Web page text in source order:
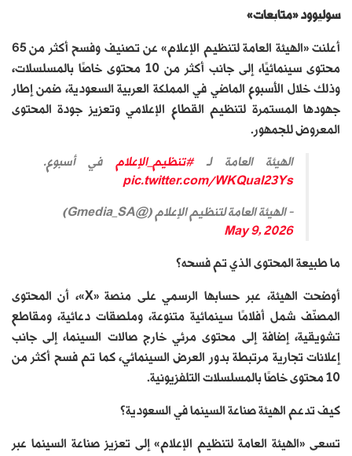
سوليوود «متابعات»
أعلنت «الهيئة العامة لتنظيم الإعلام» عن تصنيف وفسح أكثر من 65
محتوى سينمائيًا، إلى جانب أكثر من 10 محتوى خاصًا بالمسلسلات،
وذلك خلال الأسبوع الماضي في المملكة العربية السعودية، ضمن إطار
جهودها المستمرة لتنظيم القطاع الإعلامي وتعزيز جودة المحتوى
المعروض للجمهور.
الهيئة العامة لـ#تنظيم_الإعلام في أسبوع.
pic.twitter.com/WKQuaI23Ys
— الهيئة العامة لتنظيم الإعلام (@Gmedia_SA)
May 9, 2026
ما طبيعة المحتوى الذي تم فسحه؟
أوضحت الهيئة، عبر حسابها الرسمي على منصة «X»، أن المحتوى
المصنّف شمل أفلامًا سينمائية متنوعة، وملصقات دعائية، ومقاطع
تشويقية، إضافة إلى محتوى مرئي خارج صالات السينما، إلى جانب
إعلانات تجارية مرتبطة بدور العرض السينمائي، كما تم فسح أكثر من
10 محتوى خاصًا بالمسلسلات التلفزيونية.
كيف تدعم الهيئة صناعة السينما في السعودية؟
تسعى «الهيئة العامة لتنظيم الإعلام» إلى تعزيز صناعة السينما عبر